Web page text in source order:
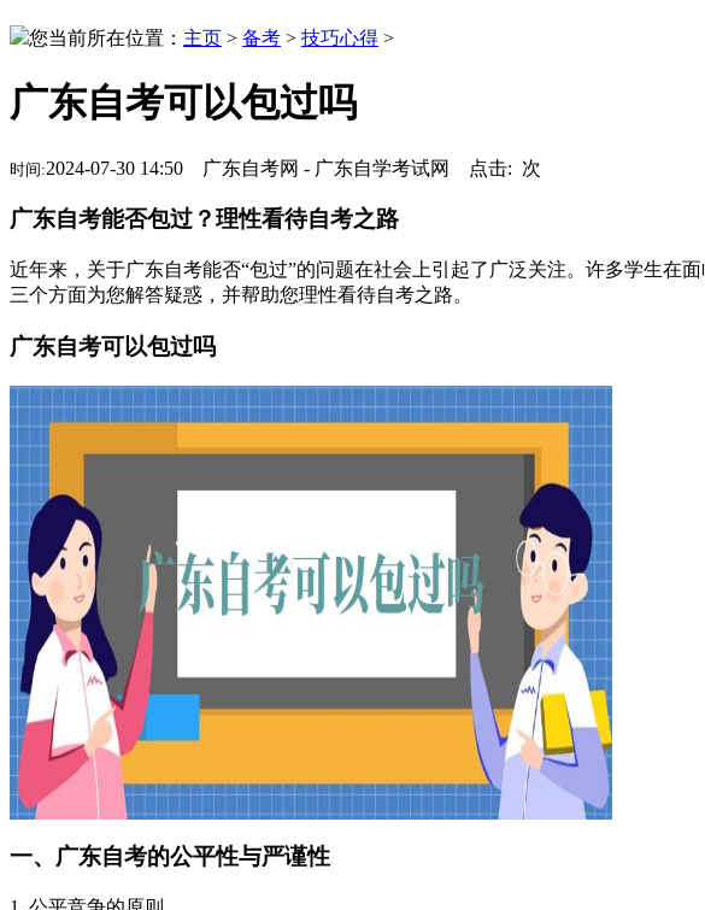
您当前所在位置： 主页 > 备考 > 技巧心得 >
广东自考可以包过吗
时间:2024-07-30 14:50 广东自考网 - 广东自学考试网 点击: 次
广东自考能否包过？理性看待自考之路
近年来，关于广东自考能否“包过”的问题在社会上引起了广泛关注。许多学生在
三个方面为您解答疑惑，并帮助您理性看待自考之路。
广东自考可以包过吗
一、广东自考的公平性与严谨性